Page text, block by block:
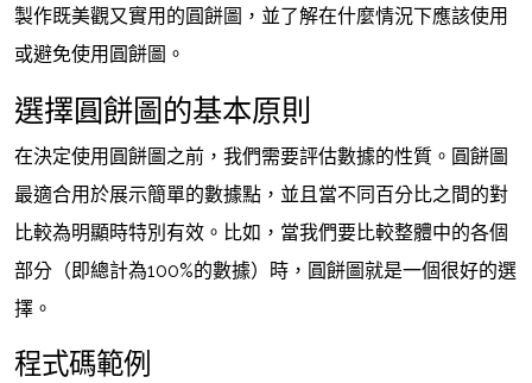
製作既美觀又實用的圓餅圖，並了解在什麼情況下應該使用
或避免使用圓餅圖。
選擇圓餅圖的基本原則
在決定使用圓餅圖之前，我們需要評估數據的性質。圓餅圖
最適合用於展示簡單的數據點，並且當不同百分比之間的對
比較為明顯時特別有效。比如，當我們要比較整體中的各個
部分（即總計為100%的數據）時，圓餅圖就是一個很好的選
擇。
程式碼範例